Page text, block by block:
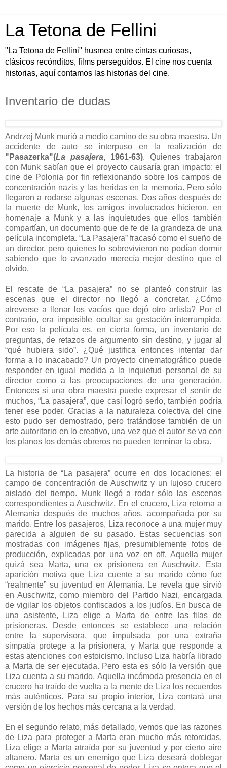
La Tetona de Fellini
"La Tetona de Fellini" husmea entre cintas curiosas,
clásicos recónditos, films perseguidos. El cine nos cuenta
historias, aquí contamos las historias del cine.
Inventario de dudas
Andrzej Munk murió a medio camino de su obra maestra. Un
accidente de auto se interpuso en la realización de
"Pasazerka"(La pasajera, 1961-63). Quienes trabajaron
con Munk sabían que el proyecto causaría gran impacto: el
cine de Polonia por fin reflexionando sobre los campos de
concentración nazis y las heridas en la memoria. Pero sólo
llegaron a rodarse algunas escenas. Dos años después de
la muerte de Munk, los amigos involucrados hicieron, en
homenaje a Munk y a las inquietudes que ellos también
compartían, un documento que de fe de la grandeza de una
película incompleta. “La Pasajera” fracasó como el sueño de
un director, pero quienes lo sobrevivieron no podían dormir
sabiendo que lo avanzado merecía mejor destino que el
olvido.
El rescate de “La pasajera” no se planteó construir las
escenas que el director no llegó a concretar. ¿Cómo
atreverse a llenar los vacíos que dejó otro artista? Por el
contrario, era imposible ocultar su gestación interrumpida.
Por eso la película es, en cierta forma, un inventario de
preguntas, de retazos de argumento sin destino, y jugar al
“qué hubiera sido”. ¿Qué justifica entonces intentar dar
forma a lo inacabado? Un proyecto cinematográfico puede
responder en igual medida a la inquietud personal de su
director como a las preocupaciones de una generación.
Entonces si una obra maestra puede expresar el sentir de
muchos, “La pasajera”, que casi logró serlo, también podría
tener ese poder. Gracias a la naturaleza colectiva del cine
esto pudo ser demostrado, pero tratándose también de un
arte autoritario en lo creativo, una vez que el autor se va con
los planos los demás obreros no pueden terminar la obra.
La historia de “La pasajera” ocurre en dos locaciones: el
campo de concentración de Auschwitz y un lujoso crucero
aislado del tiempo. Munk llegó a rodar sólo las escenas
correspondientes a Auschwitz. En el crucero, Liza retorna a
Alemania después de muchos años, acompañada por su
marido. Entre los pasajeros, Liza reconoce a una mujer muy
parecida a alguien de su pasado. Estas secuencias son
mostradas con imágenes fijas, presumiblemente fotos de
producción, explicadas por una voz en off. Aquella mujer
quizá sea Marta, una ex prisionera en Auschwitz. Esta
aparición motiva que Liza cuente a su marido cómo fue
“realmente” su juventud en Alemania. Le revela que sirvió
en Auschwitz, como miembro del Partido Nazi, encargada
de vigilar los objetos confiscados a los judíos. En busca de
una asistente, Liza elige a Marta de entre las filas de
prisioneras. Desde entonces se establece una relación
entre la supervisora, que impulsada por una extraña
simpatía protege a la prisionera, y Marta que responde a
estas atenciones con estoicismo. Incluso Liza habría librado
a Marta de ser ejecutada. Pero esta es sólo la versión que
Liza cuenta a su marido. Aquella incómoda presencia en el
crucero ha traído de vuelta a la mente de Liza los recuerdos
más auténticos. Para su propio interior, Liza contará una
versión de los hechos más cercana a la verdad.
En el segundo relato, más detallado, vemos que las razones
de Liza para proteger a Marta eran mucho más retorcidas.
Liza elige a Marta atraída por su juventud y por cierto aire
altanero. Marta es un enemigo que Liza deseará doblegar